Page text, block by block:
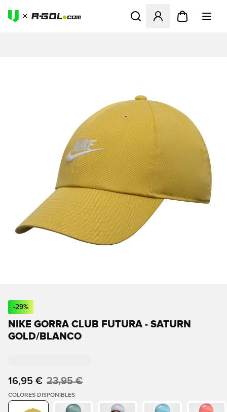
Abre un modal para iniciar
-29%
NIKE GORRA CLUB FUTURA - SATURN
GOLD/BLANCO
16,95 € 23,95 €
COLORES DISPONIBLES